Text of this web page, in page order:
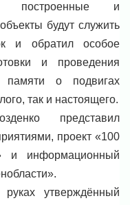
и
будут служить
и обратил особое
и проведения
памяти о подвигах
так и настоящего.
представил
проект «100
и информационный
утверждённый